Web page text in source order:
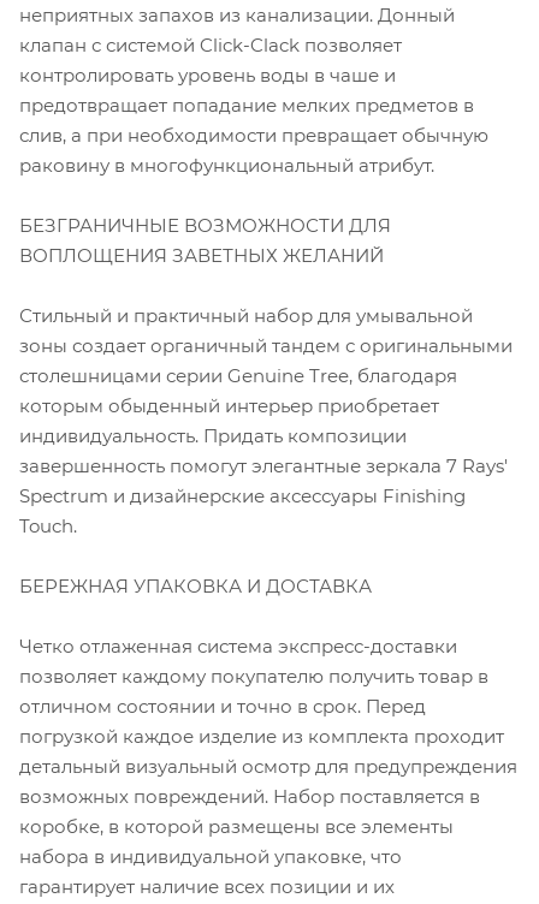
неприятных запахов из канализации. Донный
клапан с системой Click-Clack позволяет
контролировать уровень воды в чаше и
предотвращает попадание мелких предметов в
слив, а при необходимости превращает обычную
раковину в многофункциональный атрибут.
БЕЗГРАНИЧНЫЕ ВОЗМОЖНОСТИ ДЛЯ
ВОПЛОЩЕНИЯ ЗАВЕТНЫХ ЖЕЛАНИЙ
Стильный и практичный набор для умывальной
зоны создает органичный тандем с оригинальными
столешницами серии Genuine Tree, благодаря
которым обыденный интерьер приобретает
индивидуальность. Придать композиции
завершенность помогут элегантные зеркала 7 Rays'
Spectrum и дизайнерские аксессуары Finishing
Touch.
БЕРЕЖНАЯ УПАКОВКА И ДОСТАВКА
Четко отлаженная система экспресс-доставки
позволяет каждому покупателю получить товар в
отличном состоянии и точно в срок. Перед
погрузкой каждое изделие из комплекта проходит
детальный визуальный осмотр для предупреждения
возможных повреждений. Набор поставляется в
коробке, в которой размещены все элементы
набора в индивидуальной упаковке, что
гарантирует наличие всех позиции и их